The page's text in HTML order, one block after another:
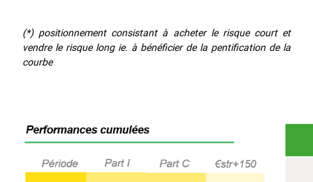
(*) positionnement consistant à acheter le risque court et
vendre le risque long ie. à bénéficier de la pentification de la
courbe